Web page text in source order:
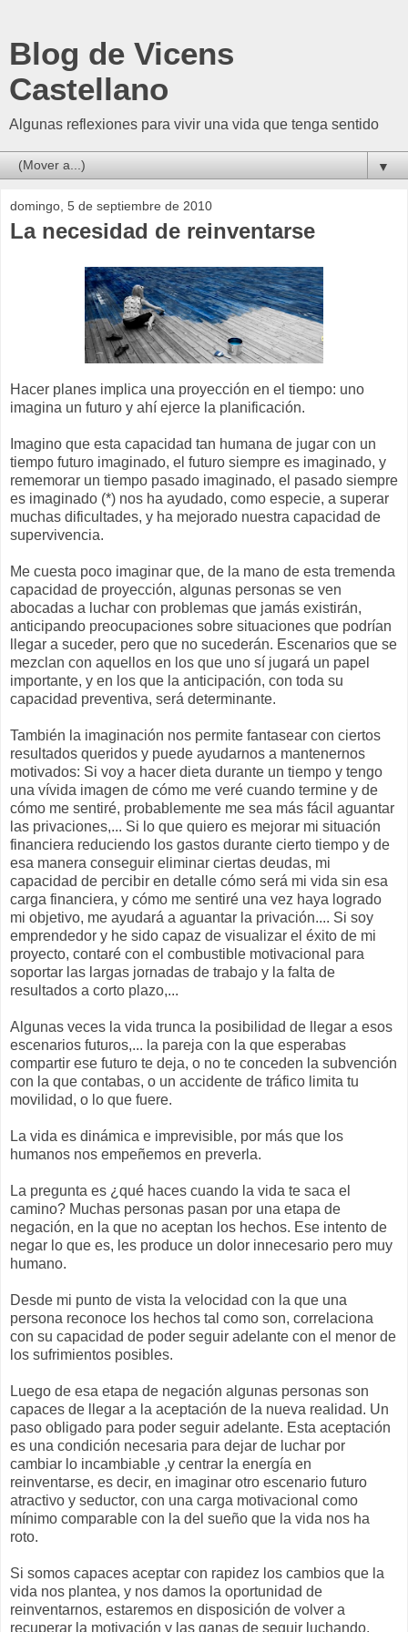
Blog de Vicens
Castellano
Algunas reflexiones para vivir una vida que tenga sentido
▼
domingo, 5 de septiembre de 2010
La necesidad de reinventarse
Hacer planes implica una proyección en el tiempo: uno
imagina un futuro y ahí ejerce la planificación.
Imagino que esta capacidad tan humana de jugar con un
tiempo futuro imaginado, el futuro siempre es imaginado, y
rememorar un tiempo pasado imaginado, el pasado siempre
es imaginado (*) nos ha ayudado, como especie, a superar
muchas dificultades, y ha mejorado nuestra capacidad de
supervivencia.
Me cuesta poco imaginar que, de la mano de esta tremenda
capacidad de proyección, algunas personas se ven
abocadas a luchar con problemas que jamás existirán,
anticipando preocupaciones sobre situaciones que podrían
llegar a suceder, pero que no sucederán. Escenarios que se
mezclan con aquellos en los que uno sí jugará un papel
importante, y en los que la anticipación, con toda su
capacidad preventiva, será determinante.
También la imaginación nos permite fantasear con ciertos
resultados queridos y puede ayudarnos a mantenernos
motivados: Si voy a hacer dieta durante un tiempo y tengo
una vívida imagen de cómo me veré cuando termine y de
cómo me sentiré, probablemente me sea más fácil aguantar
las privaciones,... Si lo que quiero es mejorar mi situación
financiera reduciendo los gastos durante cierto tiempo y de
esa manera conseguir eliminar ciertas deudas, mi
capacidad de percibir en detalle cómo será mi vida sin esa
carga financiera, y cómo me sentiré una vez haya logrado
mi objetivo, me ayudará a aguantar la privación.... Si soy
emprendedor y he sido capaz de visualizar el éxito de mi
proyecto, contaré con el combustible motivacional para
soportar las largas jornadas de trabajo y la falta de
resultados a corto plazo,...
Algunas veces la vida trunca la posibilidad de llegar a esos
escenarios futuros,... la pareja con la que esperabas
compartir ese futuro te deja, o no te conceden la subvención
con la que contabas, o un accidente de tráfico limita tu
movilidad, o lo que fuere.
La vida es dinámica e imprevisible, por más que los
humanos nos empeñemos en preverla.
La pregunta es ¿qué haces cuando la vida te saca el
camino? Muchas personas pasan por una etapa de
negación, en la que no aceptan los hechos. Ese intento de
negar lo que es, les produce un dolor innecesario pero muy
humano.
Desde mi punto de vista la velocidad con la que una
persona reconoce los hechos tal como son, correlaciona
con su capacidad de poder seguir adelante con el menor de
los sufrimientos posibles.
Luego de esa etapa de negación algunas personas son
capaces de llegar a la aceptación de la nueva realidad. Un
paso obligado para poder seguir adelante. Esta aceptación
es una condición necesaria para dejar de luchar por
cambiar lo incambiable ,y centrar la energía en
reinventarse, es decir, en imaginar otro escenario futuro
atractivo y seductor, con una carga motivacional como
mínimo comparable con la del sueño que la vida nos ha
roto.
Si somos capaces aceptar con rapidez los cambios que la
vida nos plantea, y nos damos la oportunidad de
reinventarnos, estaremos en disposición de volver a
recuperar la motivación y las ganas de seguir luchando.